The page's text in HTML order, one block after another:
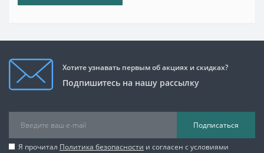
Хотите узнавать первым об акциях и скидках?
Подпишитесь на нашу рассылку
Подписаться
Я прочитал Политика безопасности и согласен с условиями